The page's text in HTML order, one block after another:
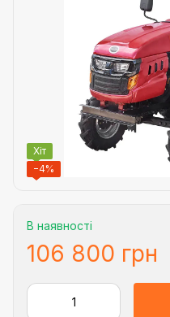
Хіт
−4%
В наявності
106 800 грн